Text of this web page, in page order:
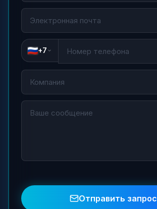
+7
Отправить запрос